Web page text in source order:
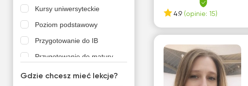
4.9 (opinie: 15)
Kursy uniwersyteckie
Poziom podstawowy
Przygotowanie do IB
Przygotowanie do matury
Szkoła podstawowa 4-6 klasa
Gdzie chcesz mieć lekcje?